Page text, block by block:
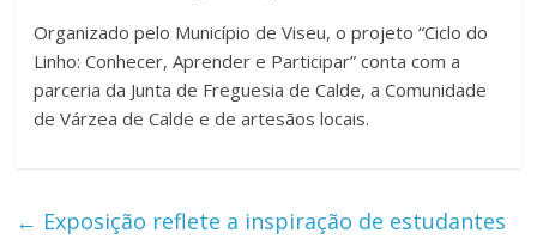
Organizado pelo Município de Viseu, o projeto “Ciclo do
Linho: Conhecer, Aprender e Participar” conta com a
parceria da Junta de Freguesia de Calde, a Comunidade
de Várzea de Calde e de artesãos locais.
← Exposição reflete a inspiração de estudantes